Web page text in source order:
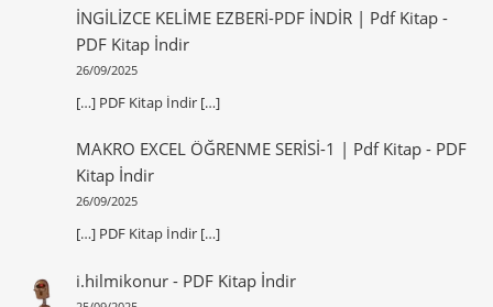
İNGİLİZCE KELİME EZBERİ-PDF İNDİR | Pdf Kitap-
PDF Kitap İndir
26/09/2025
[…] PDF Kitap İndir […]
MAKRO EXCEL ÖĞRENME SERİSİ-1 | Pdf Kitap- PDF
Kitap İndir
26/09/2025
[…] PDF Kitap İndir […]
i.hilmikonur- PDF Kitap İndir